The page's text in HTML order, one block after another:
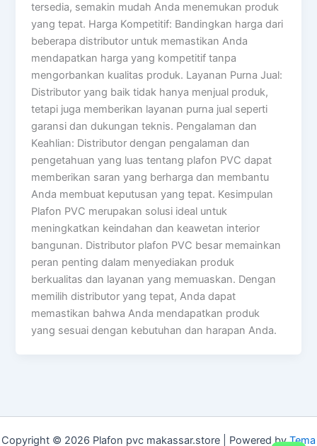
tersedia, semakin mudah Anda menemukan produk
yang tepat. Harga Kompetitif: Bandingkan harga dari
beberapa distributor untuk memastikan Anda
mendapatkan harga yang kompetitif tanpa
mengorbankan kualitas produk. Layanan Purna Jual:
Distributor yang baik tidak hanya menjual produk,
tetapi juga memberikan layanan purna jual seperti
garansi dan dukungan teknis. Pengalaman dan
Keahlian: Distributor dengan pengalaman dan
pengetahuan yang luas tentang plafon PVC dapat
memberikan saran yang berharga dan membantu
Anda membuat keputusan yang tepat. Kesimpulan
Plafon PVC merupakan solusi ideal untuk
meningkatkan keindahan dan keawetan interior
bangunan. Distributor plafon PVC besar memainkan
peran penting dalam menyediakan produk
berkualitas dan layanan yang memuaskan. Dengan
memilih distributor yang tepat, Anda dapat
memastikan bahwa Anda mendapatkan produk
yang sesuai dengan kebutuhan dan harapan Anda.
Copyright © 2026 Plafon pvc makassar.store | Powered byTema